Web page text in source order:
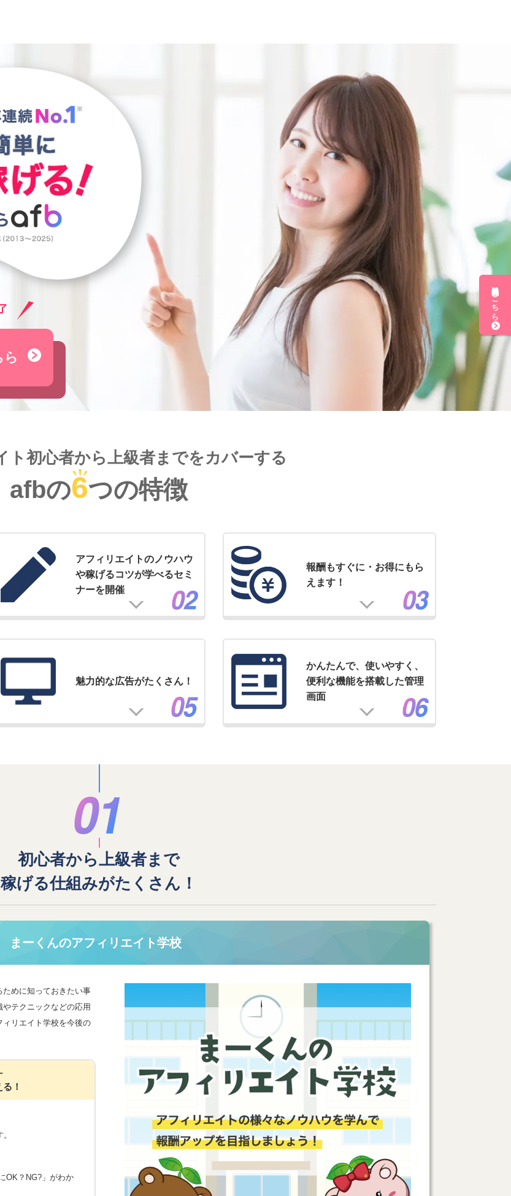
無料会員登録はこちら
ら
ト初心者から上級者までをカバーする
afbの6つの特徴
アフィリエイトのノウハウ
や稼げるコツが学べるセミ
ナーを開催
報酬もすぐに・お得にもら
えます！
魅力的な広告がたくさん！
かんたんで、使いやすく、
便利な機能を搭載した管理
画面
初心者から上級者まで
稼げる仕組みがたくさん！
まーくんのアフィリエイト学校
ために知っておきたい事
テクニックなどの応用
リエイト学校を今後の
！
OK？NG?」がわか